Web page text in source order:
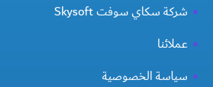
شركة سكاي سوفت Skysoft
عملائنا
سياسة الخصوصية